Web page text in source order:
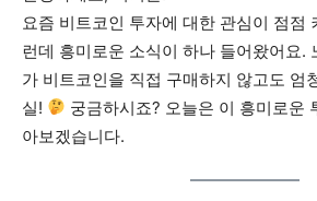
요즘 비트코인 투자에 대한 관심이 점점
런데 흥미로운 소식이 하나 들어왔어요.
가 비트코인을 직접 구매하지 않고도 엄
실!
궁금하시죠? 오늘은 이 흥미로운
아보겠습니다.